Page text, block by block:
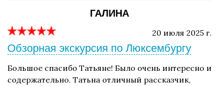
ГАЛИНА
20 июля 2025 г.
Обзорная экскурсия по Люксембургу
Большое спасибо Татьяне! Было очень интересно и
содержательно. Татьна отличный рассказчик,